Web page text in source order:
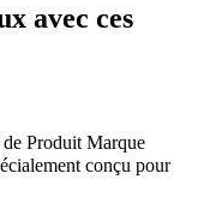
avec ces
Produit Marque
conçu pour